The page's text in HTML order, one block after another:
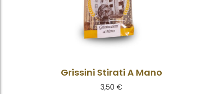
Grissini Stirati A Mano
3,50 €